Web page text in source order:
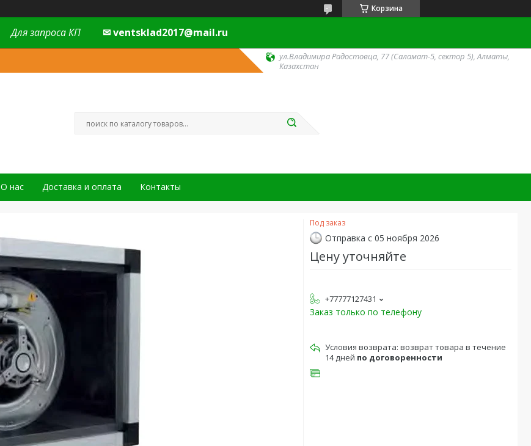
Корзина
Для запроса КП ✉ ventsklad2017@mail.ru
ул.Владимира Радостовца, 77 (Саламат-5, сектор 5), Алматы,
Казахстан
О нас Доставка и оплата Контакты
Под заказ
Отправка с 05 ноября 2026
Цену уточняйте
+77777127431
Заказ только по телефону
возврат товара в течение
14 дней по договоренности